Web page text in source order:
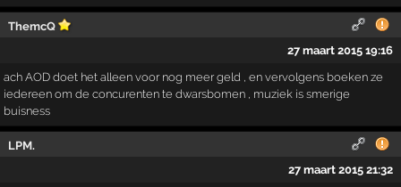
ThemcQ
27 maart 2015 19:16
ach AOD doet het alleen voor nog meer geld , en vervolgens boeken ze
iedereen om de concurenten te dwarsbomen , muziek is smerige
buisness
LPM.
27 maart 2015 21:32